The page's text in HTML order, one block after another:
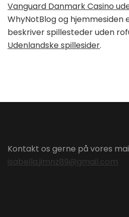
Vanguard Danmark Casino
WhyNotBlog og hjemmesiden
beskriver spillesteder uden
Udenlandske spillesider.
Kontakt os gerne på vores
isabella.jimnz89@gmail.com